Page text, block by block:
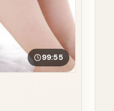
99:55